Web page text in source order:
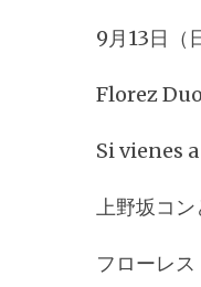
9月13日（
Florez
Si vienes
上野坂コ
フローレ